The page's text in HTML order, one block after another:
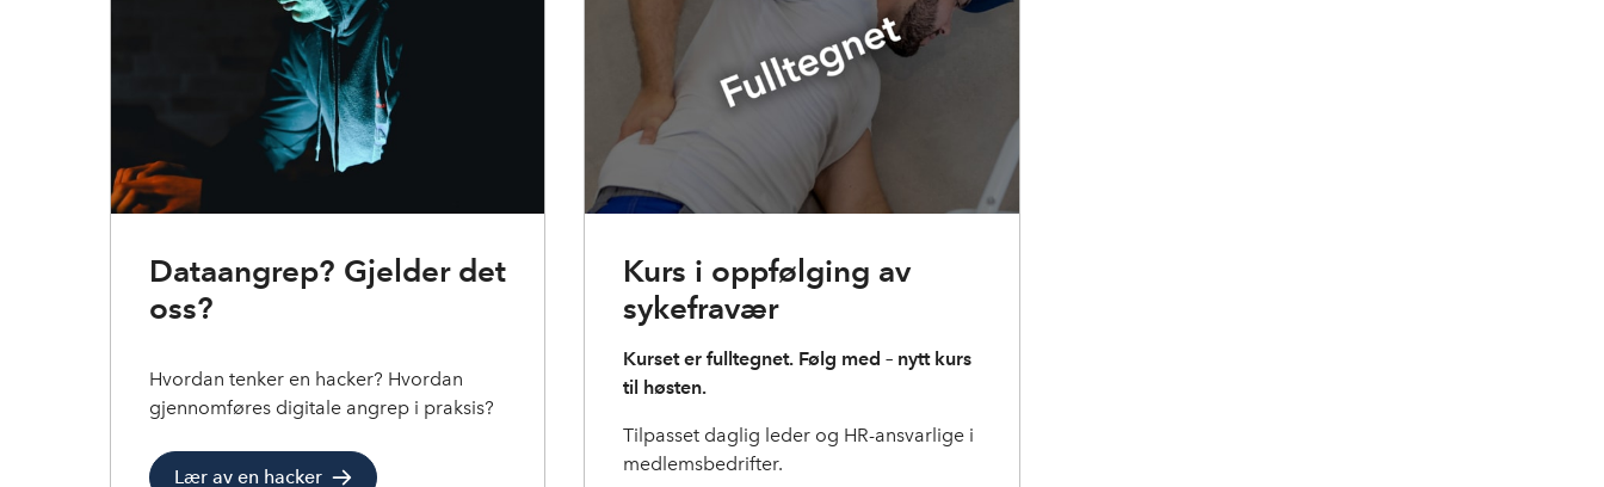
Dataangrep? Gjelder det
oss?
Hvordan tenker en hacker? Hvordan
gjennomføres digitale angrep i praksis?
Lær av en hacker
Kurs i oppfølging av
sykefravær
Kurset er fulltegnet. Følg med – nytt kurs
til høsten.
Tilpasset daglig leder og HR-ansvarlige i
medlemsbedrifter.